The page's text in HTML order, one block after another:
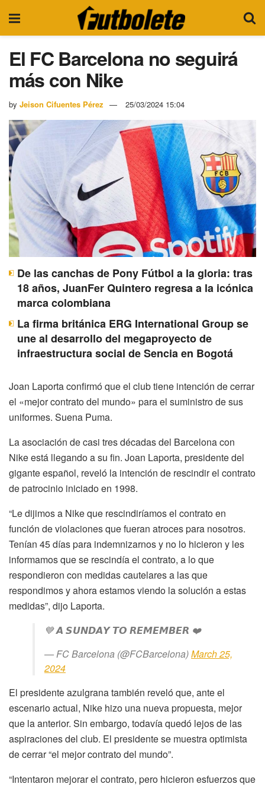
El FC Barcelona no seguirá
más con Nike
by Jeison Cifuentes Pérez 25/03/2024 15:04
De las canchas de Pony Fútbol a la gloria: tras
18 años, JuanFer Quintero regresa a la icónica
marca colombiana
La firma británica ERG International Group se
une al desarrollo del megaproyecto de
infraestructura social de Sencia en Bogotá
Joan Laporta confirmó que el club tiene intención de cerrar
el «mejor contrato del mundo» para el suministro de sus
uniformes. Suena Puma.
La asociación de casi tres décadas del Barcelona con
Nike está llegando a su fin. Joan Laporta, presidente del
gigante español, reveló la intención de rescindir el contrato
de patrocinio iniciado en 1998.
“Le dijimos a Nike que rescindiríamos el contrato en
función de violaciones que fueran atroces para nosotros.
Tenían 45 días para indemnizarnos y no lo hicieron y les
informamos que se rescindía el contrato, a lo que
respondieron con medidas cautelares a las que
respondimos y ahora estamos viendo la solución a estas
medidas”, dijo Laporta.
💙 𝘼 𝙎𝙐𝙉𝘿𝘼𝙔 𝙏𝙊 𝙍𝙀𝙈𝙀𝙈𝘽𝙀𝙍 ❤️
— FC Barcelona (@FCBarcelona)March 25,
2024
El presidente azulgrana también reveló que, ante el
escenario actual, Nike hizo una nueva propuesta, mejor
que la anterior. Sin embargo, todavía quedó lejos de las
aspiraciones del club. El presidente se muestra optimista
de cerrar “el mejor contrato del mundo”.
“Intentaron mejorar el contrato, pero hicieron esfuerzos que